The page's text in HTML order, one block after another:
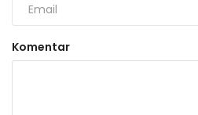
Komentar